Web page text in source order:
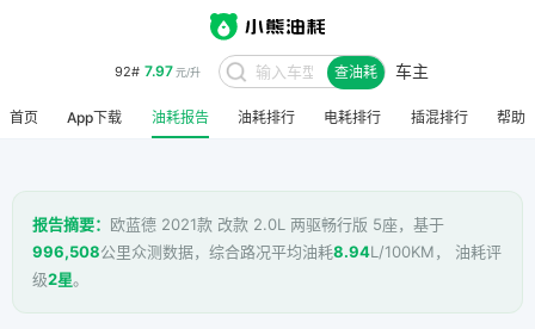
92# 7.97元/升 查油耗 车主
首页 App下载 油耗报告 油耗排行 电耗排行 插混排行 帮助
报告摘要： 欧蓝德 2021款 改款 2.0L 两驱畅行版 5座，基于
996,508公里众测数据，综合路况平均油耗8.94L/100KM， 油耗评
级2星。